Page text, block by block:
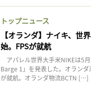
トップニュース
【オランダ】ナイキ、世
始。FPSが就航
アパレル世界大手米NIKEは5
Barge 1」を発表した。オラン
が就航。オランダ物流BCTN […]